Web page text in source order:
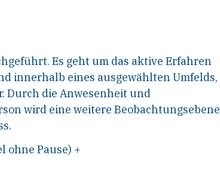
Es geht um das aktive Erfahren
innerhalb eines ausgewählten Umfelds,
Durch die Anwesenheit und
wird eine weitere Beobachtungsebene
ohne Pause) +